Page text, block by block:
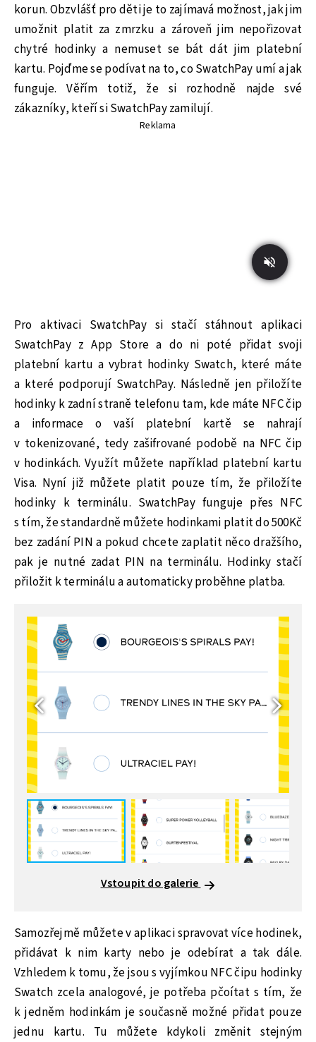
korun. Obzvlášť pro děti je to zajímavá možnost, jak jim
umožnit platit za zmrzku a zároveň jim nepořizovat
chytré hodinky a nemuset se bát dát jim platební
kartu. Pojďme se podívat na to, co SwatchPay umí a jak
funguje. Věřím totiž, že si rozhodně najde své
zákazníky, kteří si SwatchPay zamilují.
Reklama
Pro aktivaci SwatchPay si stačí stáhnout aplikaci
SwatchPay z App Store a do ni poté přidat svoji
platební kartu a vybrat hodinky Swatch, které máte
a které podporují SwatchPay. Následně jen přiložíte
hodinky k zadní straně telefonu tam, kde máte NFC čip
a informace o vaší platební kartě se nahrají
v tokenizované, tedy zašifrované podobě na NFC čip
v hodinkách. Využít můžete například platební kartu
Visa. Nyní již můžete platit pouze tím, že přiložíte
hodinky k terminálu. SwatchPay funguje přes NFC
s tím, že standardně můžete hodinkami platit do 500Kč
bez zadání PIN a pokud chcete zaplatit něco dražšího,
pak je nutné zadat PIN na terminálu. Hodinky stačí
přiložit k terminálu a automaticky proběhne platba.
Vstoupit do galerie
Samozřejmě můžete v aplikaci spravovat více hodinek,
přidávat k nim karty nebo je odebírat a tak dále.
Vzhledem k tomu, že jsou s vyjímkou NFC čipu hodinky
Swatch zcela analogové, je potřeba pčoítat s tím, že
k jedněm hodinkám je současně možné přidat pouze
jednu kartu. Tu můžete kdykoli změnit stejným